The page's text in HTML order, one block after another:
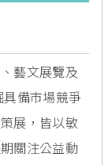
藝文展覽及
備市場競爭
展，皆以敏
關注公益動